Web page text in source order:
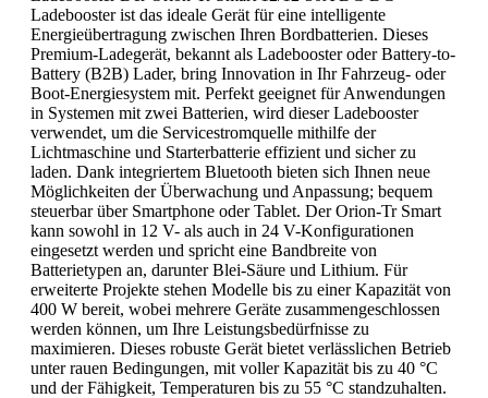
Ladebooster ist das ideale Gerät für eine intelligente
Energieübertragung zwischen Ihren Bordbatterien. Dieses
Premium-Ladegerät, bekannt als Ladebooster oder Battery-to-
Battery (B2B) Lader, bring Innovation in Ihr Fahrzeug- oder
Boot-Energiesystem mit. Perfekt geeignet für Anwendungen
in Systemen mit zwei Batterien, wird dieser Ladebooster
verwendet, um die Servicestromquelle mithilfe der
Lichtmaschine und Starterbatterie effizient und sicher zu
laden. Dank integriertem Bluetooth bieten sich Ihnen neue
Möglichkeiten der Überwachung und Anpassung; bequem
steuerbar über Smartphone oder Tablet. Der Orion-Tr Smart
kann sowohl in 12 V- als auch in 24 V-Konfigurationen
eingesetzt werden und spricht eine Bandbreite von
Batterietypen an, darunter Blei-Säure und Lithium. Für
erweiterte Projekte stehen Modelle bis zu einer Kapazität von
400 W bereit, wobei mehrere Geräte zusammengeschlossen
werden können, um Ihre Leistungsbedürfnisse zu
maximieren. Dieses robuste Gerät bietet verlässlichen Betrieb
unter rauen Bedingungen, mit voller Kapazität bis zu 40 °C
und der Fähigkeit, Temperaturen bis zu 55 °C standzuhalten.